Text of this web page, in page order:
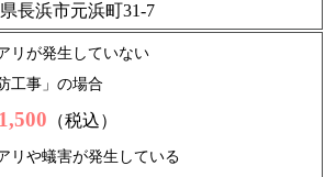
長浜市元浜町31-7
リが発生していない
工事」の場合
（税込）
リや蟻害が発生している